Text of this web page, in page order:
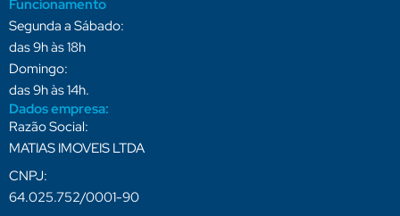
Funcionamento
Segunda a Sábado:
das 9h às 18h
Domingo:
das 9h às 14h.
Dados empresa:
Razão Social:
MATIAS IMOVEIS LTDA
CNPJ:
64.025.752/0001-90